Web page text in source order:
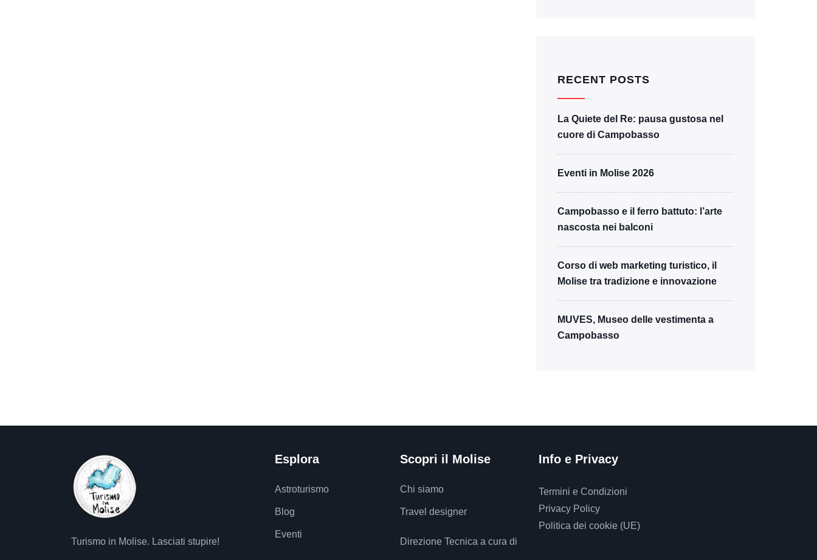
RECENT POSTS
La Quiete del Re: pausa gustosa nel
cuore di Campobasso
Eventi in Molise 2026
Campobasso e il ferro battuto: l’arte
nascosta nei balconi
Corso di web marketing turistico, il
Molise tra tradizione e innovazione
MUVES, Museo delle vestimenta a
Campobasso
Turismo in Molise. Lasciati stupire!
Esplora
Astroturismo
Blog
Eventi
Scopri il Molise
Chi siamo
Travel designer
Direzione Tecnica a cura di
Info e Privacy
Termini e Condizioni
Privacy Policy
Politica dei cookie (UE)